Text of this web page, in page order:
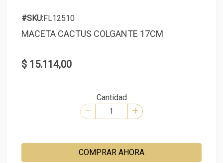
#SKU:FL12510
MACETA CACTUS COLGANTE 17CM
$ 15.114,00
Cantidad
COMPRAR AHORA